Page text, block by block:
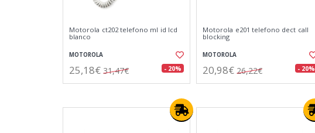
Motorola ct202 telefono ml id lcd
blanco
MOTOROLA
25,18€ 31,47€ - 20%
Motorola e201 telefono dect call
blocking
MOTOROLA
20,98€ 26,22€ - 20%